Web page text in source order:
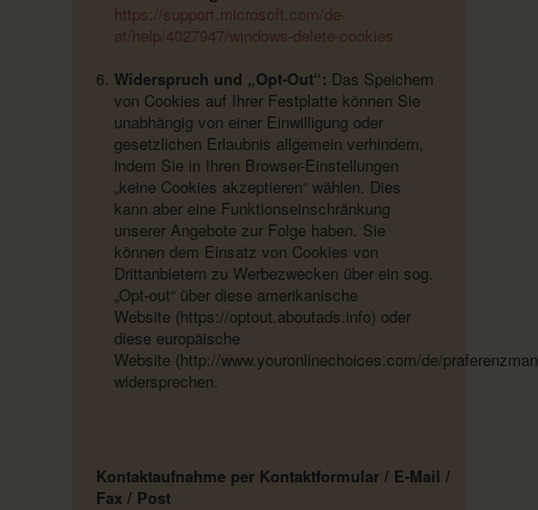
https://support.microsoft.com/de-
at/help/4027947/windows-delete-cookies
Widerspruch und „Opt-Out“: Das Speichern
von Cookies auf Ihrer Festplatte können Sie
unabhängig von einer Einwilligung oder
gesetzlichen Erlaubnis allgemein verhindern,
indem Sie in Ihren Browser-Einstellungen
„keine Cookies akzeptieren“ wählen. Dies
kann aber eine Funktionseinschränkung
unserer Angebote zur Folge haben. Sie
können dem Einsatz von Cookies von
Drittanbietern zu Werbezwecken über ein sog.
„Opt-out“ über diese amerikanische
Website (https://optout.aboutads.info) oder
diese europäische
Website (http://www.youronlinechoices.com/de/
widersprechen.
Kontaktaufnahme per Kontaktformular / E-Mail /
Fax / Post